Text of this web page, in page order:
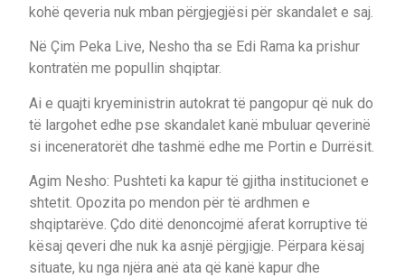
kohë qeveria nuk mban përgjegjësi për skandalet e saj.
Në Çim Peka Live, Nesho tha se Edi Rama ka prishur
kontratën me popullin shqiptar.
Ai e quajti kryeministrin autokrat të pangopur që nuk do
të largohet edhe pse skandalet kanë mbuluar qeverinë
si inceneratorët dhe tashmë edhe me Portin e Durrësit.
Agim Nesho: Pushteti ka kapur të gjitha institucionet e
shtetit. Opozita po mendon për të ardhmen e
shqiptarëve. Çdo ditë denoncojmë aferat korruptive të
kësaj qeveri dhe nuk ka asnjë përgjigje. Përpara kësaj
situate, ku nga njëra anë ata që kanë kapur dhe